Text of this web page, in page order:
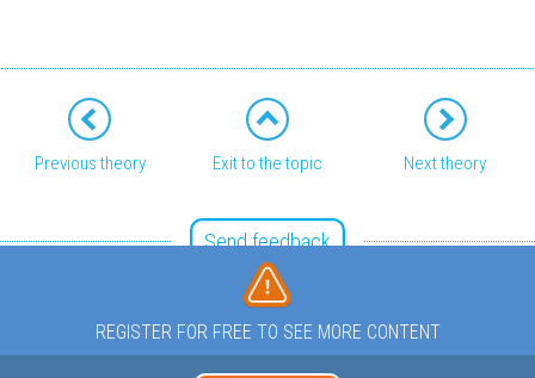
Previous theory Exit to the topic Next theory
Send feedback
REGISTER FOR FREE TO SEE MORE CONTENT